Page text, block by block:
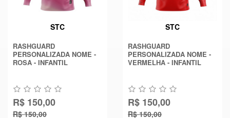
STC
RASHGUARD
PERSONALIZADA NOME -
ROSA - INFANTIL
R$ 150,00
R$ 150,00
STC
RASHGUARD
PERSONALIZADA NOME -
VERMELHA - INFANTIL
R$ 150,00
R$ 150,00